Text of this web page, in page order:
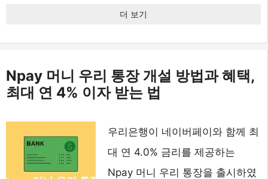
더 보기
Npay 머니 우리 통장 개설 방법과 혜택,
최대 연 4% 이자 받는 법
우리은행이 네이버페이와 함께 최
대 연 4.0% 금리를 제공하는
Npay 머니 우리 통장을 출시하였